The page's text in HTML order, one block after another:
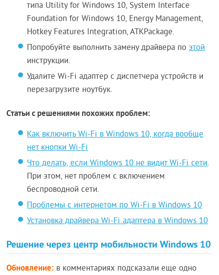
типа Utility for Windows 10, System Interface
Foundation for Windows 10, Energy Management,
Hotkey Features Integration, ATKPackage.
Попробуйте выполнить замену драйвера поэтой
инструкции.
Удалите Wi-Fi адаптер с диспетчера устройств и
перезагрузите ноутбук.
Статьи с решениями похожих проблем:
Как включить Wi-Fi в Windows 10, когда вообще
нет кнопки Wi-Fi
Что делать, если Windows 10 не видит Wi-Fi сети.
При этом, нет проблем с включением
беспроводной сети.
Проблемы с интернетом по Wi-Fi в Windows 10
Установка драйвера Wi-Fi адаптера в Windows 10
Решение через центр мобильности Windows 10
Обновление: в комментариях подсказали еще одно